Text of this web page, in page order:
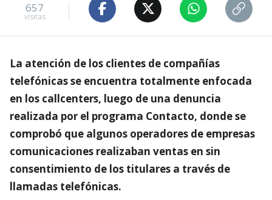
657
visitas
La atención de los clientes de compañías
telefónicas se encuentra totalmente enfocada
en los callcenters, luego de una denuncia
realizada por el programa Contacto, donde se
comprobó que algunos operadores de empresas
comunicaciones realizaban ventas en sin
consentimiento de los titulares a través de
llamadas telefónicas.